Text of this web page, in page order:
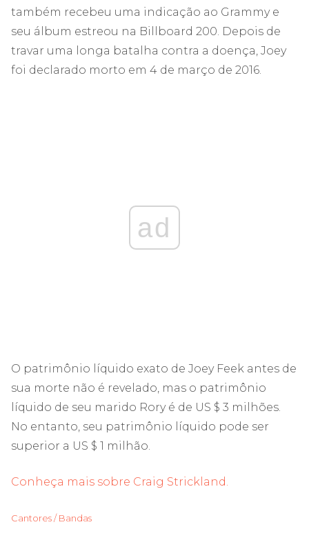
também recebeu uma indicação ao Grammy e
seu álbum estreou na Billboard 200. Depois de
travar uma longa batalha contra a doença, Joey
foi declarado morto em 4 de março de 2016.
ad
O patrimônio líquido exato de Joey Feek antes de
sua morte não é revelado, mas o patrimônio
líquido de seu marido Rory é de US $ 3 milhões.
No entanto, seu patrimônio líquido pode ser
superior a US $ 1 milhão.
Conheça mais sobre Craig Strickland.
Cantores / Bandas